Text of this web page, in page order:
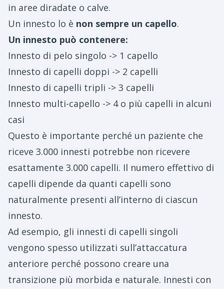
in aree diradate o calve.
Un innesto lo è non sempre un capello.
Un innesto può contenere:
Innesto di pelo singolo -> 1 capello
Innesto di capelli doppi -> 2 capelli
Innesto di capelli tripli -> 3 capelli
Innesto multi-capello -> 4 o più capelli in alcuni
casi
Questo è importante perché un paziente che
riceve 3.000 innesti potrebbe non ricevere
esattamente 3.000 capelli. Il numero effettivo di
capelli dipende da quanti capelli sono
naturalmente presenti all’interno di ciascun
innesto.
Ad esempio, gli innesti di capelli singoli
vengono spesso utilizzati sull’attaccatura
anteriore perché possono creare una
transizione più morbida e naturale. Innesti con